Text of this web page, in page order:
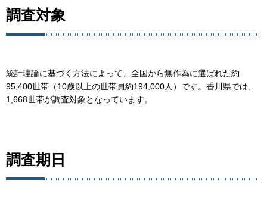
調査対象
統計理論に基づく方法によって、全国から無作為に選ばれた約
95,400世帯（10歳以上の世帯員約194,000人）です。香川県では、
1,668世帯が調査対象となっています。
調査期日